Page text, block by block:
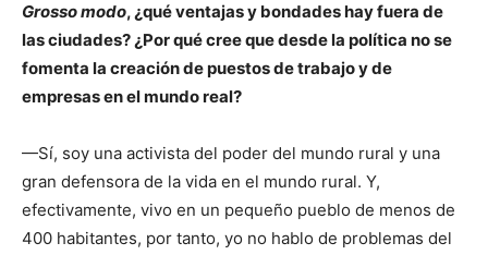
Grosso modo, ¿qué ventajas y bondades hay fuera de
las ciudades? ¿Por qué cree que desde la política no se
fomenta la creación de puestos de trabajo y de
empresas en el mundo real?
—Sí, soy una activista del poder del mundo rural y una
gran defensora de la vida en el mundo rural. Y,
efectivamente, vivo en un pequeño pueblo de menos de
400 habitantes, por tanto, yo no hablo de problemas del